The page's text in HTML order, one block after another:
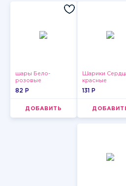
шары Бело-
розовые
пастельные
82 P
ДОБАВИТЬ
Шарики
красные
131 P